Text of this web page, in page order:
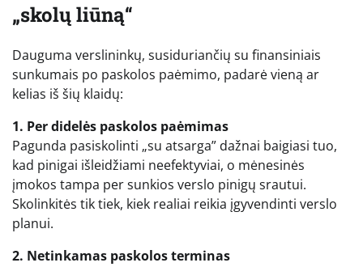
„skolų liūną“
Dauguma verslininkų, susiduriančių su finansiniais
sunkumais po paskolos paėmimo, padarė vieną ar
kelias iš šių klaidų:
1. Per didelės paskolos paėmimas
Pagunda pasiskolinti „su atsarga” dažnai baigiasi tuo,
kad pinigai išleidžiami neefektyviai, o mėnesinės
įmokos tampa per sunkios verslo pinigų srautui.
Skolinkitės tik tiek, kiek realiai reikia įgyvendinti verslo
planui.
2. Netinkamas paskolos terminas